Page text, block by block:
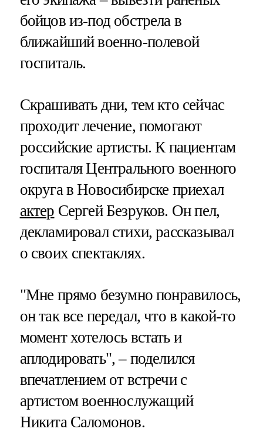
бойцов из-под обстрела в
ближайший военно-полевой
госпиталь.
Скрашивать дни, тем кто сейчас
проходит лечение, помогают
российские артисты. К пациентам
госпиталя Центрального военного
округа в Новосибирске приехал
актер Сергей Безруков. Он пел,
декламировал стихи, рассказывал
о своих спектаклях.
"Мне прямо безумно понравилось,
он так все передал, что в какой-то
момент хотелось встать и
аплодировать", – поделился
впечатлением от встречи с
артистом военнослужащий
Никита Саломонов.